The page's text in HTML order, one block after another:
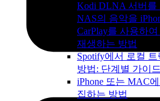
Kodi DLNA 서버를
NAS의 음악을
CarPlay를 사용하
재생하는 방법
Spotify에서 로컬
방법: 단계별 가이
iPhone 또는 MAC
집하는 방법